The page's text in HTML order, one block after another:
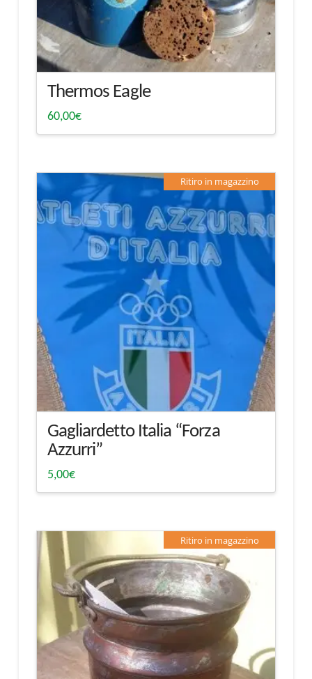
Thermos Eagle
60,00€
Ritiro in magazzino
Gagliardetto Italia “Forza
Azzurri”
5,00€
Ritiro in magazzino